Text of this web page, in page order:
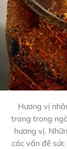
Hương vị
trang trong
hương vị.
các vấn đề